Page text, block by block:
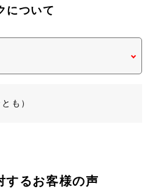
について
も）
するお客様の声